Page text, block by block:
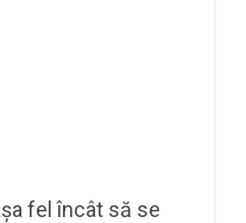
fel încât să se